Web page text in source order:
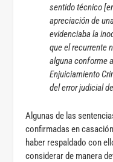
sentido técnico
apreciación de
evidenciaba la
que el recurrente
alguna conforme
Enjuiciamiento
del error judicial
Algunas de las
confirmadas en
haber respaldado con
considerar de manera